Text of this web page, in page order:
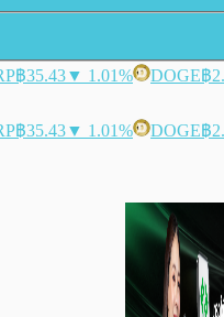
฿35.43▼ 1.01% DOGE฿
฿35.43▼ 1.01% DOGE฿